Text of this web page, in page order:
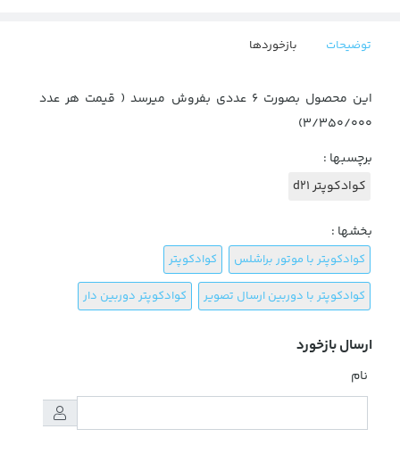
توضیحات بازخوردها
این محصول بصورت 6 عددی بفروش میرسد ( قیمت هر عدد
3/350/000)
برچسبها :
کوادکوپتر d21
بخشها :
کوادکوپتر با موتور براشلس کوادکوپتر
کوادکوپتر با دوربین ارسال تصویر کوادکوپتر دوربین دار
ارسال بازخورد
نام